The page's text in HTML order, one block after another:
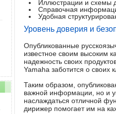
Иллюстрации и схемы
Справочная
Удобная
Уровень доверия и
Опубликованные
известное своим высоким
надежность своих
Yamaha заботится о своих
Таким образом,
важной информации, но и
наслаждаться отличной
дирижер помогает им на